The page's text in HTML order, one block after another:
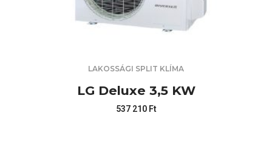
LAKOSSÁGI SPLIT KLÍMA
LG Deluxe 3,5 KW
537 210 Ft